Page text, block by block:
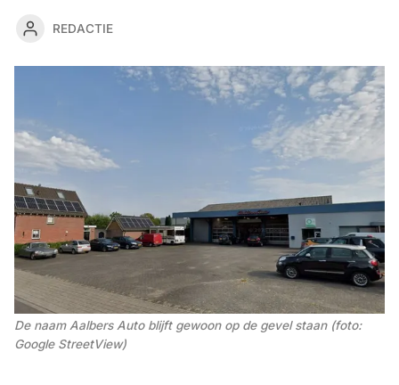
REDACTIE
De naam Aalbers Auto blijft gewoon op de gevel staan (foto:
Google StreetView)